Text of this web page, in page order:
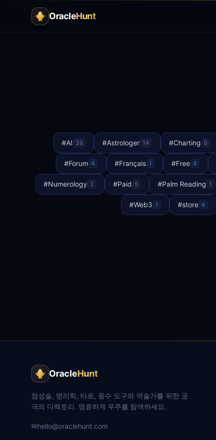
OracleHunt
#AI 39 #Astrologer 14 #Charting 6
#Forum 4 #Français 1 #Free 4
#Numerology 2 #Paid 5 #Palm Reading 1
#Web3 1 #store 4
OracleHunt
점성술, 명리학, 타로, 풍수 도구와 역술가를 위한 궁
극의 디렉토리. 명료하게 우주를 탐색하세요.
✉hello@oraclehunt.com